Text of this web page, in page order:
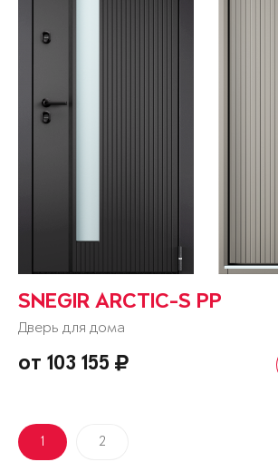
SNEGIR ARCTIC-S PP
Дверь для дома
от 103 155
1 2